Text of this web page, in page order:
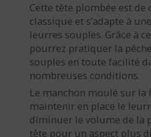
Cette tête plombée est de
classique et s’adapte à
leurres souples. Grâce à
pourrez pratiquer la
souples en toute facilité
nombreuses conditions.
Le manchon moulé sur la
maintenir en place le
diminuer le volume de la
tête pour un aspect plus